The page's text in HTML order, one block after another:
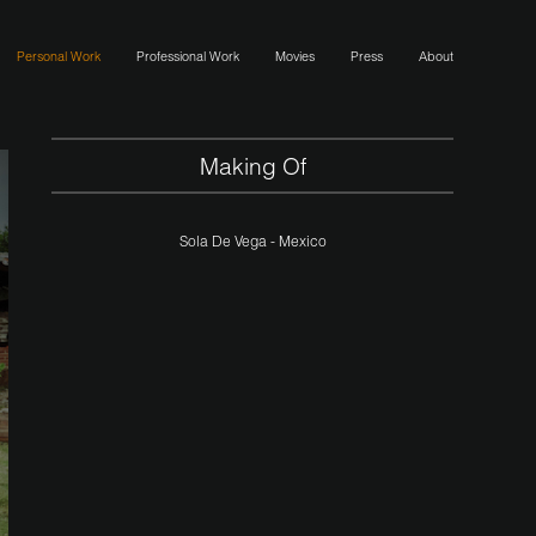
Personal Work Professional Work Movies Press About
Making Of
Sola De Vega - Mexico